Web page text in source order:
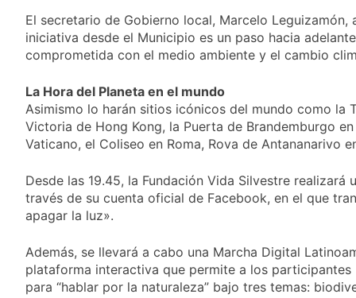
El secretario de Gobierno local, Marcelo
iniciativa desde el Municipio es un paso hacia
comprometida con el medio ambiente y el cambio
La Hora del Planeta en el mundo
Asimismo lo harán sitios icónicos del mundo como la
Victoria de Hong Kong, la Puerta de Brandemburgo
Vaticano, el Coliseo en Roma, Rova de Antananarivo
Desde las 19.45, la Fundación Vida Silvestre
través de su cuenta oficial de Facebook, en el que
apagar la luz».
Además, se llevará a cabo una Marcha Digital
plataforma interactiva que permite a los participantes
para “hablar por la naturaleza” bajo tres temas: